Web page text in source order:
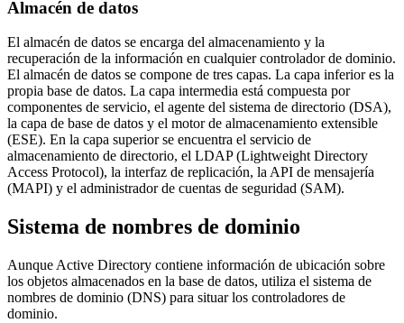
Almacén de datos
El almacén de datos se encarga del almacenamiento y la
recuperación de la información en cualquier controlador de dominio.
El almacén de datos se compone de tres capas. La capa inferior es la
propia base de datos. La capa intermedia está compuesta por
componentes de servicio, el agente del sistema de directorio (DSA),
la capa de base de datos y el motor de almacenamiento extensible
(ESE). En la capa superior se encuentra el servicio de
almacenamiento de directorio, el LDAP (Lightweight Directory
Access Protocol), la interfaz de replicación, la API de mensajería
(MAPI) y el administrador de cuentas de seguridad (SAM).
Sistema de nombres de dominio
Aunque Active Directory contiene información de ubicación sobre
los objetos almacenados en la base de datos, utiliza el sistema de
nombres de dominio (DNS) para situar los controladores de
dominio.